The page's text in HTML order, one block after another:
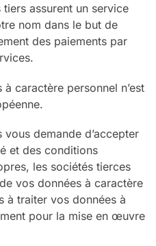
assurent un service
nom dans le but de
des paiements par
caractère personnel n’est
demande d’accepter
et des conditions
les sociétés tierces
vos données à caractère
à traiter vos données à
pour la mise en œuvre